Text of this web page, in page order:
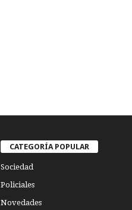
CATEGORÍA POPULAR
Sociedad
Policiales
Novedades